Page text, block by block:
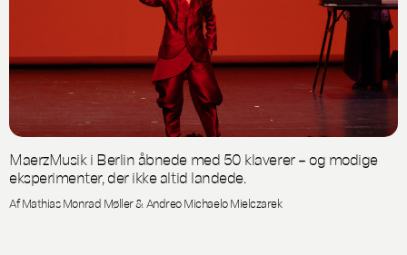
MaerzMusik i Berlin åbnede med 50 klaverer – og modige
eksperimenter, der ikke altid landede.
Af Mathias Monrad Møller & Andreo Michaelo Mielczarek